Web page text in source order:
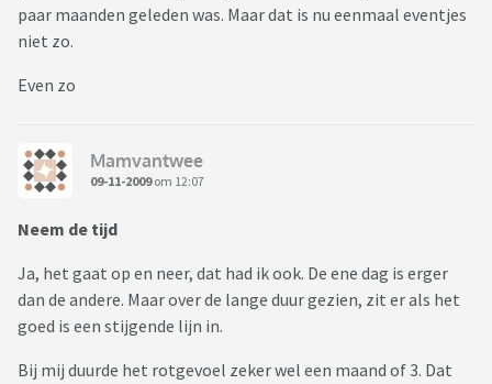
paar maanden geleden was. Maar dat is nu eenmaal eventjes
niet zo.
Even zo
Mamvantwee
09-11-2009om 12:07
Neem de tijd
Ja, het gaat op en neer, dat had ik ook. De ene dag is erger
dan de andere. Maar over de lange duur gezien, zit er als het
goed is een stijgende lijn in.
Bij mij duurde het rotgevoel zeker wel een maand of 3. Dat